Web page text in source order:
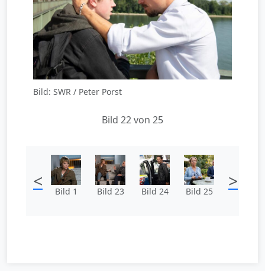
Bild: SWR / Peter Porst
Bild 22 von 25
< Bild 1 Bild 23 Bild 24 Bild 25 >